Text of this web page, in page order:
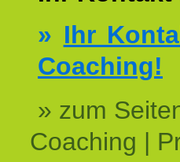
» Ihr
Coaching!
» zum
Coaching |